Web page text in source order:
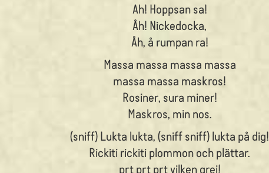
Ah! Hoppsan sa!
Åh! Nickedocka,
Åh, å rumpan ra!
Massa massa massa massa
massa massa maskros!
Rosiner, sura miner!
Maskros, min nos.
(sniff) Lukta lukta, (sniff sniff) lukta på dig!
Rickiti rickiti plommon och plättar.
prt prt prt vilken grej!